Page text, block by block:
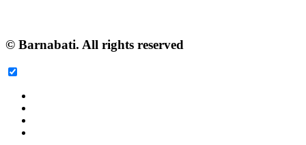
© Barnabati. All rights reserved